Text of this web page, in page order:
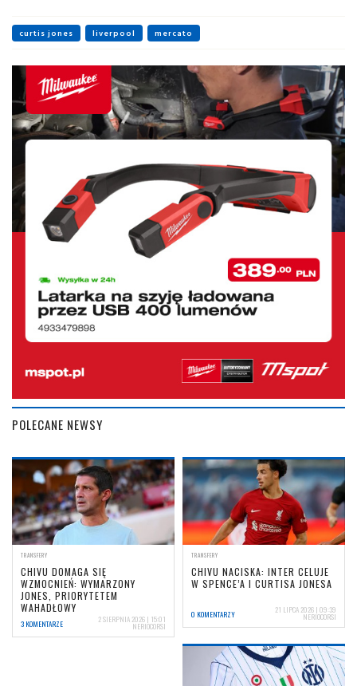
curtis jones liverpool mercato
POLECANE NEWSY
TRANSFERY
CHIVU DOMAGA SIĘ
WZMOCNIEŃ: WYMARZONY
JONES, PRIORYTETEM
WAHADŁOWY
3 KOMENTARZE 2 SIERPNIA 2026 | 15:01
NERIOCORSI
TRANSFERY
CHIVU NACISKA: INTER CELUJE
W SPENCE’A I CURTISA JONESA
0 KOMENTARZY 21 LIPCA 2026 | 09:39
NERIOCORSI